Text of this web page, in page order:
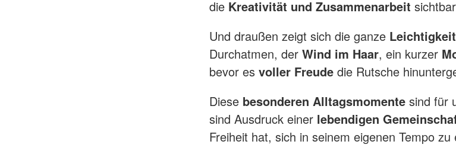
die Kreativität und Zusammenarbeit
Und draußen zeigt sich die ganze
Durchatmen, der Wind im Haar, ein kurzer
bevor es voller Freude die Rutsche
Diese besonderen Alltagsmomente sind für
sind Ausdruck einer lebendigen
Freiheit hat, sich in seinem eigenen Tempo zu